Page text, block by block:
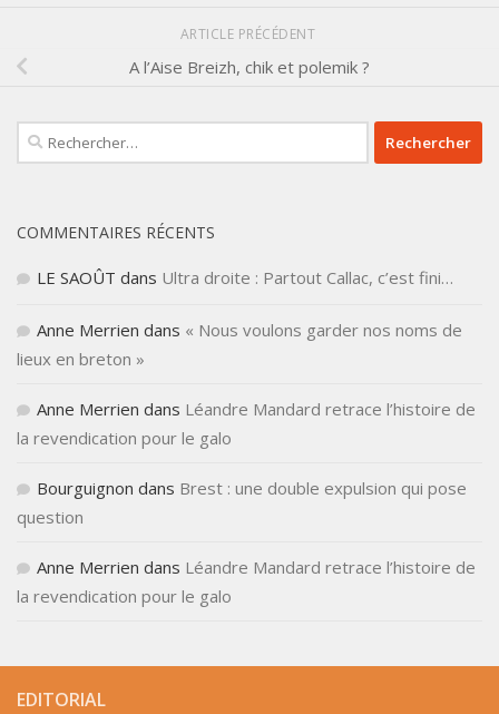
ARTICLE PRÉCÉDENT
A l’Aise Breizh, chik et polemik ?
Rechercher :
COMMENTAIRES RÉCENTS
LE SAOÛT dans Ultra droite : Partout Callac, c’est fini…
Anne Merrien dans « Nous voulons garder nos noms de
lieux en breton »
Anne Merrien dans Léandre Mandard retrace l’histoire de
la revendication pour le galo
Bourguignon dans Brest : une double expulsion qui pose
question
Anne Merrien dans Léandre Mandard retrace l’histoire de
la revendication pour le galo
EDITORIAL